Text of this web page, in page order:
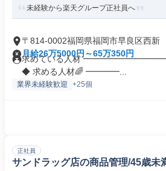
未経験から楽天グループ正社員へ
〒814-0002福岡県福岡市早良区西新
月給26万5000円～65万350円
求めている人材
◆ 求める人材🌈 ━━━━...
業界未経験歓迎 +25個
正社員
サンドラッグ店の商品管理/45歳未